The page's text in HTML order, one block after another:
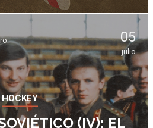
05
julio
HOCKEY
(IV): EL